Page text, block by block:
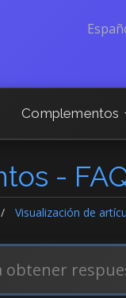
Complementos
-
Visualización de